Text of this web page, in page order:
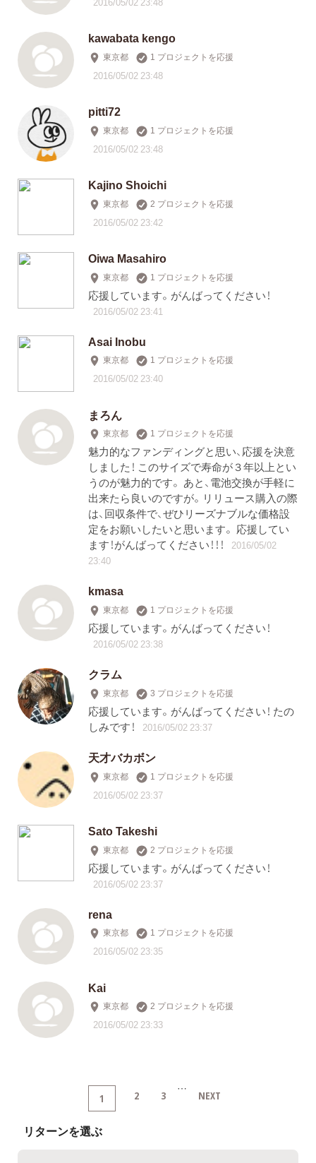
kawabata kengo
東京都 1 プロジェクトを応援
2016/05/02 23:48
pitti72
東京都 1 プロジェクトを応援
2016/05/02 23:48
Kajino Shoichi
東京都 2 プロジェクトを応援
2016/05/02 23:42
Oiwa Masahiro
東京都 1 プロジェクトを応援
応援しています。がんばってください！
2016/05/02 23:41
Asai Inobu
東京都 1 プロジェクトを応援
2016/05/02 23:40
まろん
東京都 1 プロジェクトを応援
魅力的なファンディングと思い、応援を決意
しました！ このサイズで寿命が３年以上とい
うのが魅力的です。 あと、電池交換が手軽に
出来たら良いのですが。リリュース購入の際
は、回収条件で、ぜひリーズナブルな価格設
定をお願いしたいと思います。 応援してい
ます！がんばってください！！！
2016/05/02
23:40
kmasa
東京都 1 プロジェクトを応援
応援しています。がんばってください！
2016/05/02 23:38
クラム
東京都 3 プロジェクトを応援
応援しています。がんばってください！ たの
しみです！
2016/05/02 23:37
天才バカボン
東京都 1 プロジェクトを応援
2016/05/02 23:37
Sato Takeshi
東京都 2 プロジェクトを応援
応援しています。がんばってください！
2016/05/02 23:37
rena
東京都 1 プロジェクトを応援
2016/05/02 23:35
Kai
東京都 2 プロジェクトを応援
2016/05/02 23:33
1 2 3 … NEXT
リターンを選ぶ